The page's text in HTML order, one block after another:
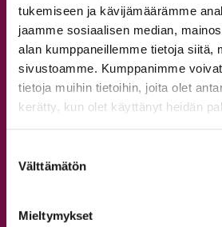
tukemiseen ja kävijämäärämme
jaamme sosiaalisen median,
alan kumppaneillemme tietoja siitä,
sivustoamme. Kumppanimme
tietoja muihin tietoihin, joita olet
kerätty, kun olet käyttänyt heidän
valinta
Välttämätön
Mieltymykset
Opettajat
Kaikki opettajat
Tervetuloa StepUp
Aikuisten tanssitunnit